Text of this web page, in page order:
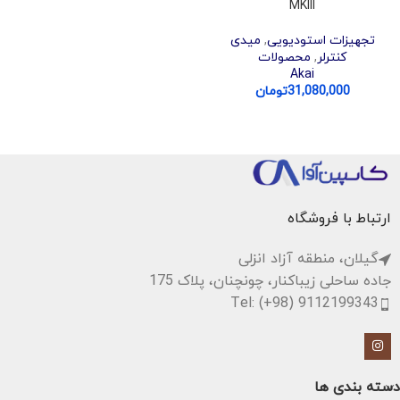
MKIII
تجهیزات استودیویی, میدی
کنترلر, محصولات
Akai
31,080,000تومان
ارتباط با فروشگاه
گیلان، منطقه آزاد انزلی
جاده ساحلی زیباکنار، چونچنان، پلاک 175
Tel: (+98) 9112199343
دسته بندی ها